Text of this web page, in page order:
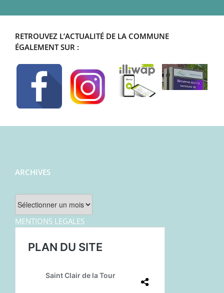
RETROUVEZ L’ACTUALITÉ DE LA COMMUNE
ÉGALEMENT SUR :
ARCHIVES
Archives
MENTIONS LEGALES